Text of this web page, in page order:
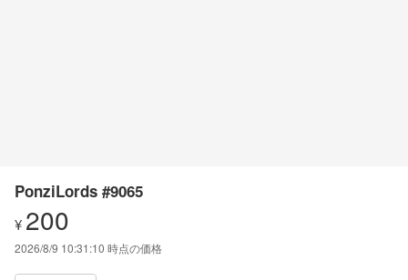
PonziLords #9065
¥ 200
2026/8/9 10:31:10 時点の価格